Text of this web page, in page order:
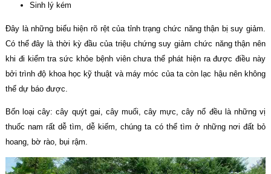
Sinh lý kém
Đây là những biểu hiện rõ rệt của tỉnh trạng chức năng thận bị suy giảm.
Có thể đây là thời kỳ đầu của triệu chứng suy giảm chức năng thận nên
khi đi kiểm tra sức khỏe bệnh viên chưa thể phát hiện ra được điều này
bởi trình độ khoa học kỹ thuật và máy móc của ta còn lạc hậu nên không
thể dự báo được.
Bốn loại cây: cây quýt gai, cây muối, cây mực, cây nổ đều là những vị
thuốc nam rất dễ tìm, dễ kiếm, chúng ta có thể tìm ở những nơi đất bỏ
hoang, bờ rào, bụi rậm.